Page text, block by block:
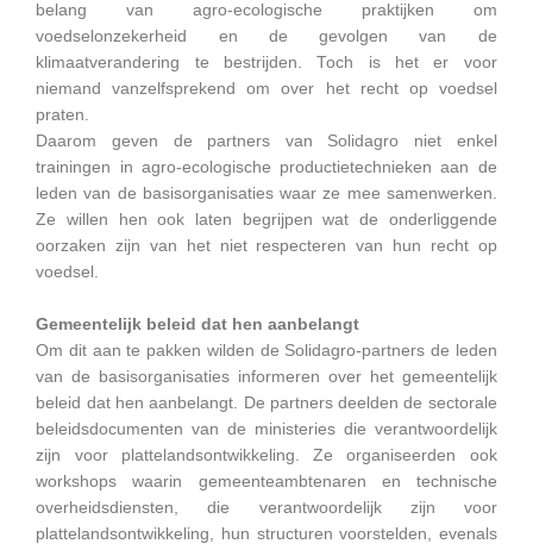
belang van agro-ecologische praktijken om
voedselonzekerheid en de gevolgen van de
klimaatverandering te bestrijden. Toch is het er voor
niemand vanzelfsprekend om over het recht op voedsel
praten.
Daarom geven de partners van Solidagro niet enkel
trainingen in agro-ecologische productietechnieken aan de
leden van de basisorganisaties waar ze mee samenwerken.
Ze willen hen ook laten begrijpen wat de onderliggende
oorzaken zijn van het niet respecteren van hun recht op
voedsel.
Gemeentelijk beleid dat hen aanbelangt
Om dit aan te pakken wilden de Solidagro-partners de leden
van de basisorganisaties informeren over het gemeentelijk
beleid dat hen aanbelangt. De partners deelden de sectorale
beleidsdocumenten van de ministeries die verantwoordelijk
zijn voor plattelandsontwikkeling. Ze organiseerden ook
workshops waarin gemeenteambtenaren en technische
overheidsdiensten, die verantwoordelijk zijn voor
plattelandsontwikkeling, hun structuren voorstelden, evenals